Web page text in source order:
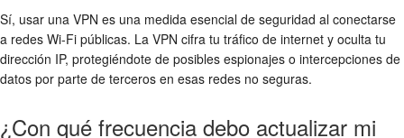
Sí, usar una VPN es una medida esencial de seguridad al conectarse
a redes Wi-Fi públicas. La VPN cifra tu tráfico de internet y oculta tu
dirección IP, protegiéndote de posibles espionajes o intercepciones de
datos por parte de terceros en esas redes no seguras.
¿Con qué frecuencia debo actualizar mi